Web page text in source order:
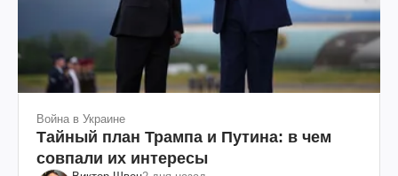
Война в Украине
Тайный план Трампа и Путина: в чем
совпали их интересы